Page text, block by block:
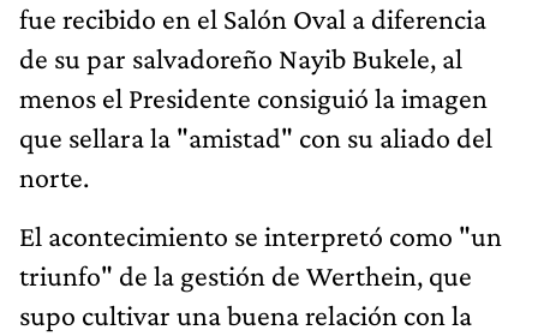
fue recibido en el Salón Oval a diferencia
de su par salvadoreño Nayib Bukele, al
menos el Presidente consiguió la imagen
que sellara la "amistad" con su aliado del
norte.
El acontecimiento se interpretó como "un
triunfo" de la gestión de Werthein, que
supo cultivar una buena relación con la